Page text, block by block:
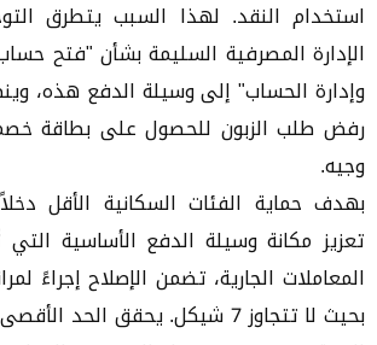
الإدارة المصرفية السليمة بشأن "فتح
وإدارة الحساب" إلى وسيلة الدفع هذه،
رفض طلب الزبون للحصول على بطاقة
وجيه.
بهدف حماية الفئات السكانية الأقل
تعزيز مكانة وسيلة الدفع الأساسية
المعاملات الجارية، تضمن الإصلاح إجراءً
بحيث لا تتجاوز 7 شيكل. يحقق الحد